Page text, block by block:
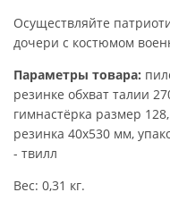
Осуществляйте
дочери с костюмом
Параметры товара:
резинке обхват талии
гимнастёрка размер
резинка 40х530 мм,
- твилл
Вес: 0,31 кг.